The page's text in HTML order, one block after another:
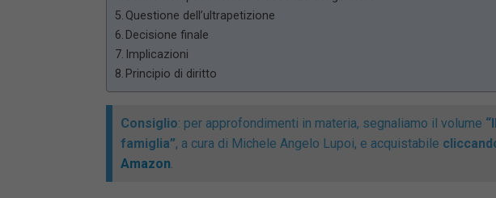
Questione dell’ultrapetizione
Decisione finale
Implicazioni
Principio di diritto
Consiglio: per approfondimenti in materia, segnaliamo il volume
famiglia”, a cura di Michele Angelo Lupoi, e acquistabile
Amazon.